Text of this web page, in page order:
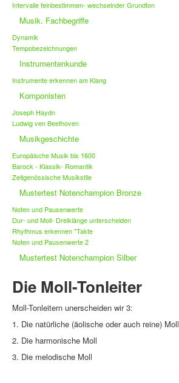
Intervalle feinbestimmen- wechselnder Grundton
Musik. Fachbegriffe
Dynamik
Tempobezeichnungen
Instrumentenkunde
Instrumente erkennen am Klang
Komponisten
Joseph Haydn
Ludwig ven Beethoven
Musikgeschichte
Europäische Musik bis 1600
Barock - Klassik- Romantik
Zeitgenössische Musikstile
Mustertest Notenchampion Bronze
Noten und Pausenwerte
Dur- und Moll- Dreiklänge unterscheiden
Rhythmus erkennen "Takte
Noten und Pausenwerte 2
Mustertest Notenchampion Silber
Die Moll-Tonleiter
Moll-Tonleitern unerscheiden wir 3:
1. Die natürliche (äolische oder auch reine) Moll
2. Die harmonische Moll
3. Die melodische Moll